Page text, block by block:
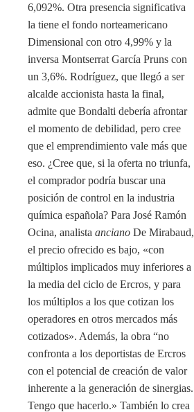
6,092%. Otra presencia significativa
la tiene el fondo norteamericano
Dimensional con otro 4,99% y la
inversa Montserrat García Pruns con
un 3,6%. Rodríguez, que llegó a ser
alcalde accionista hasta la final,
admite que Bondalti debería afrontar
el momento de debilidad, pero cree
que el emprendimiento vale más que
eso. ¿Cree que, si la oferta no triunfa,
el comprador podría buscar una
posición de control en la industria
química española? Para José Ramón
Ocina, analista anciano De Mirabaud,
el precio ofrecido es bajo, «con
múltiplos implicados muy inferiores a
la media del ciclo de Ercros, y para
los múltiplos a los que cotizan los
operadores en otros mercados más
cotizados». Además, la obra “no
confronta a los deportistas de Ercros
con el potencial de creación de valor
inherente a la generación de sinergias.
Tengo que hacerlo.» También lo crea